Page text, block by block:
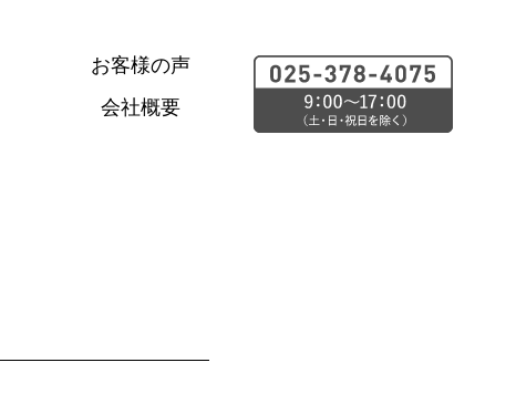
お客様の声
会社概要